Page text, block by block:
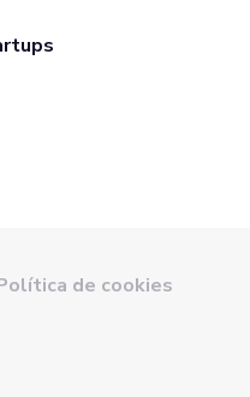
de cookies